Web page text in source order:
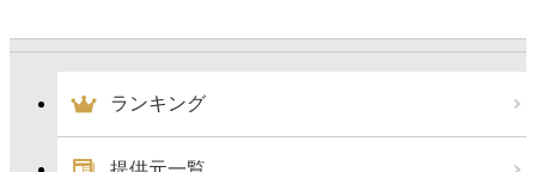
ランキング